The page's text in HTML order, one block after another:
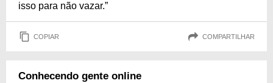
isso para não vazar.”
COPIAR COMPARTILHAR
Conhecendo gente online